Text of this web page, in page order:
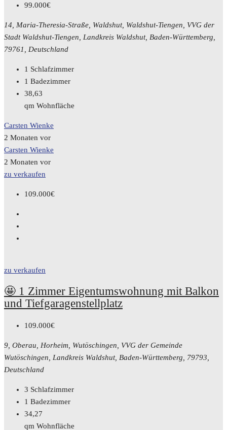
99.000€
14, Maria-Theresia-Straße, Waldshut, Waldshut-Tiengen, VVG der
Stadt Waldshut-Tiengen, Landkreis Waldshut, Baden-Württemberg,
79761, Deutschland
1 Schlafzimmer
1 Badezimmer
38,63
qm Wohnfläche
Carsten Wienke
2 Monaten vor
Carsten Wienke
2 Monaten vor
zu verkaufen
109.000€
zu verkaufen
🤩 1 Zimmer Eigentumswohnung mit Balkon
und Tiefgaragenstellplatz
109.000€
9, Oberau, Horheim, Wutöschingen, VVG der Gemeinde
Wutöschingen, Landkreis Waldshut, Baden-Württemberg, 79793,
Deutschland
3 Schlafzimmer
1 Badezimmer
34,27
qm Wohnfläche